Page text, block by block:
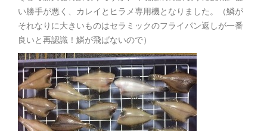
い勝手が悪く、カレイとヒラメ専用機となりました。（鱗が
それなりに大きいものはセラミックのフライパン返しが一番
良いと再認識！鱗が飛ばないので）